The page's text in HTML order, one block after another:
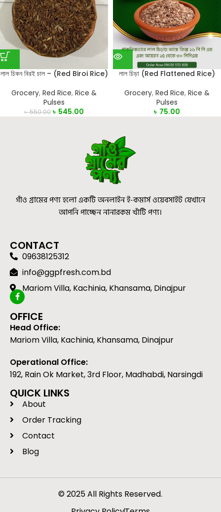
লাল চিকন বিরই চাল – (Red Biroi Rice)
Grocery, Red Rice, Rice &
Pulses
৳550.00 ৳ 545.00
লাল চিড়া (Red Flattened Rice)
Grocery, Red Rice, Rice &
Pulses
৳ 75.00
গাঁও গ্রামের পণ্য হলো একটি অনলাইন ই-কমার্স ওয়েবসাইট যেখানে
আপনি পাচ্ছেন নানারকম খাঁটি পণ্য।
CONTACT
09638125312
info@ggpfresh.com.bd
Mariom Villa, Kachinia, Khansama, Dinajpur
OFFICE
Head Office:
Mariom Villa, Kachinia, Khansama, Dinajpur
Operational Office:
192, Rain Ok Market, 3rd Floor, Madhabdi, Narsingdi
QUICK LINKS
About
Order Tracking
Contact
Blog
© 2025 All Rights Reserved.